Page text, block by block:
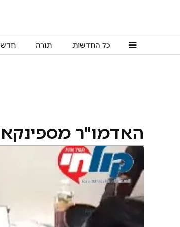
כל החדשות תורה
האדמו"ר מספינקא